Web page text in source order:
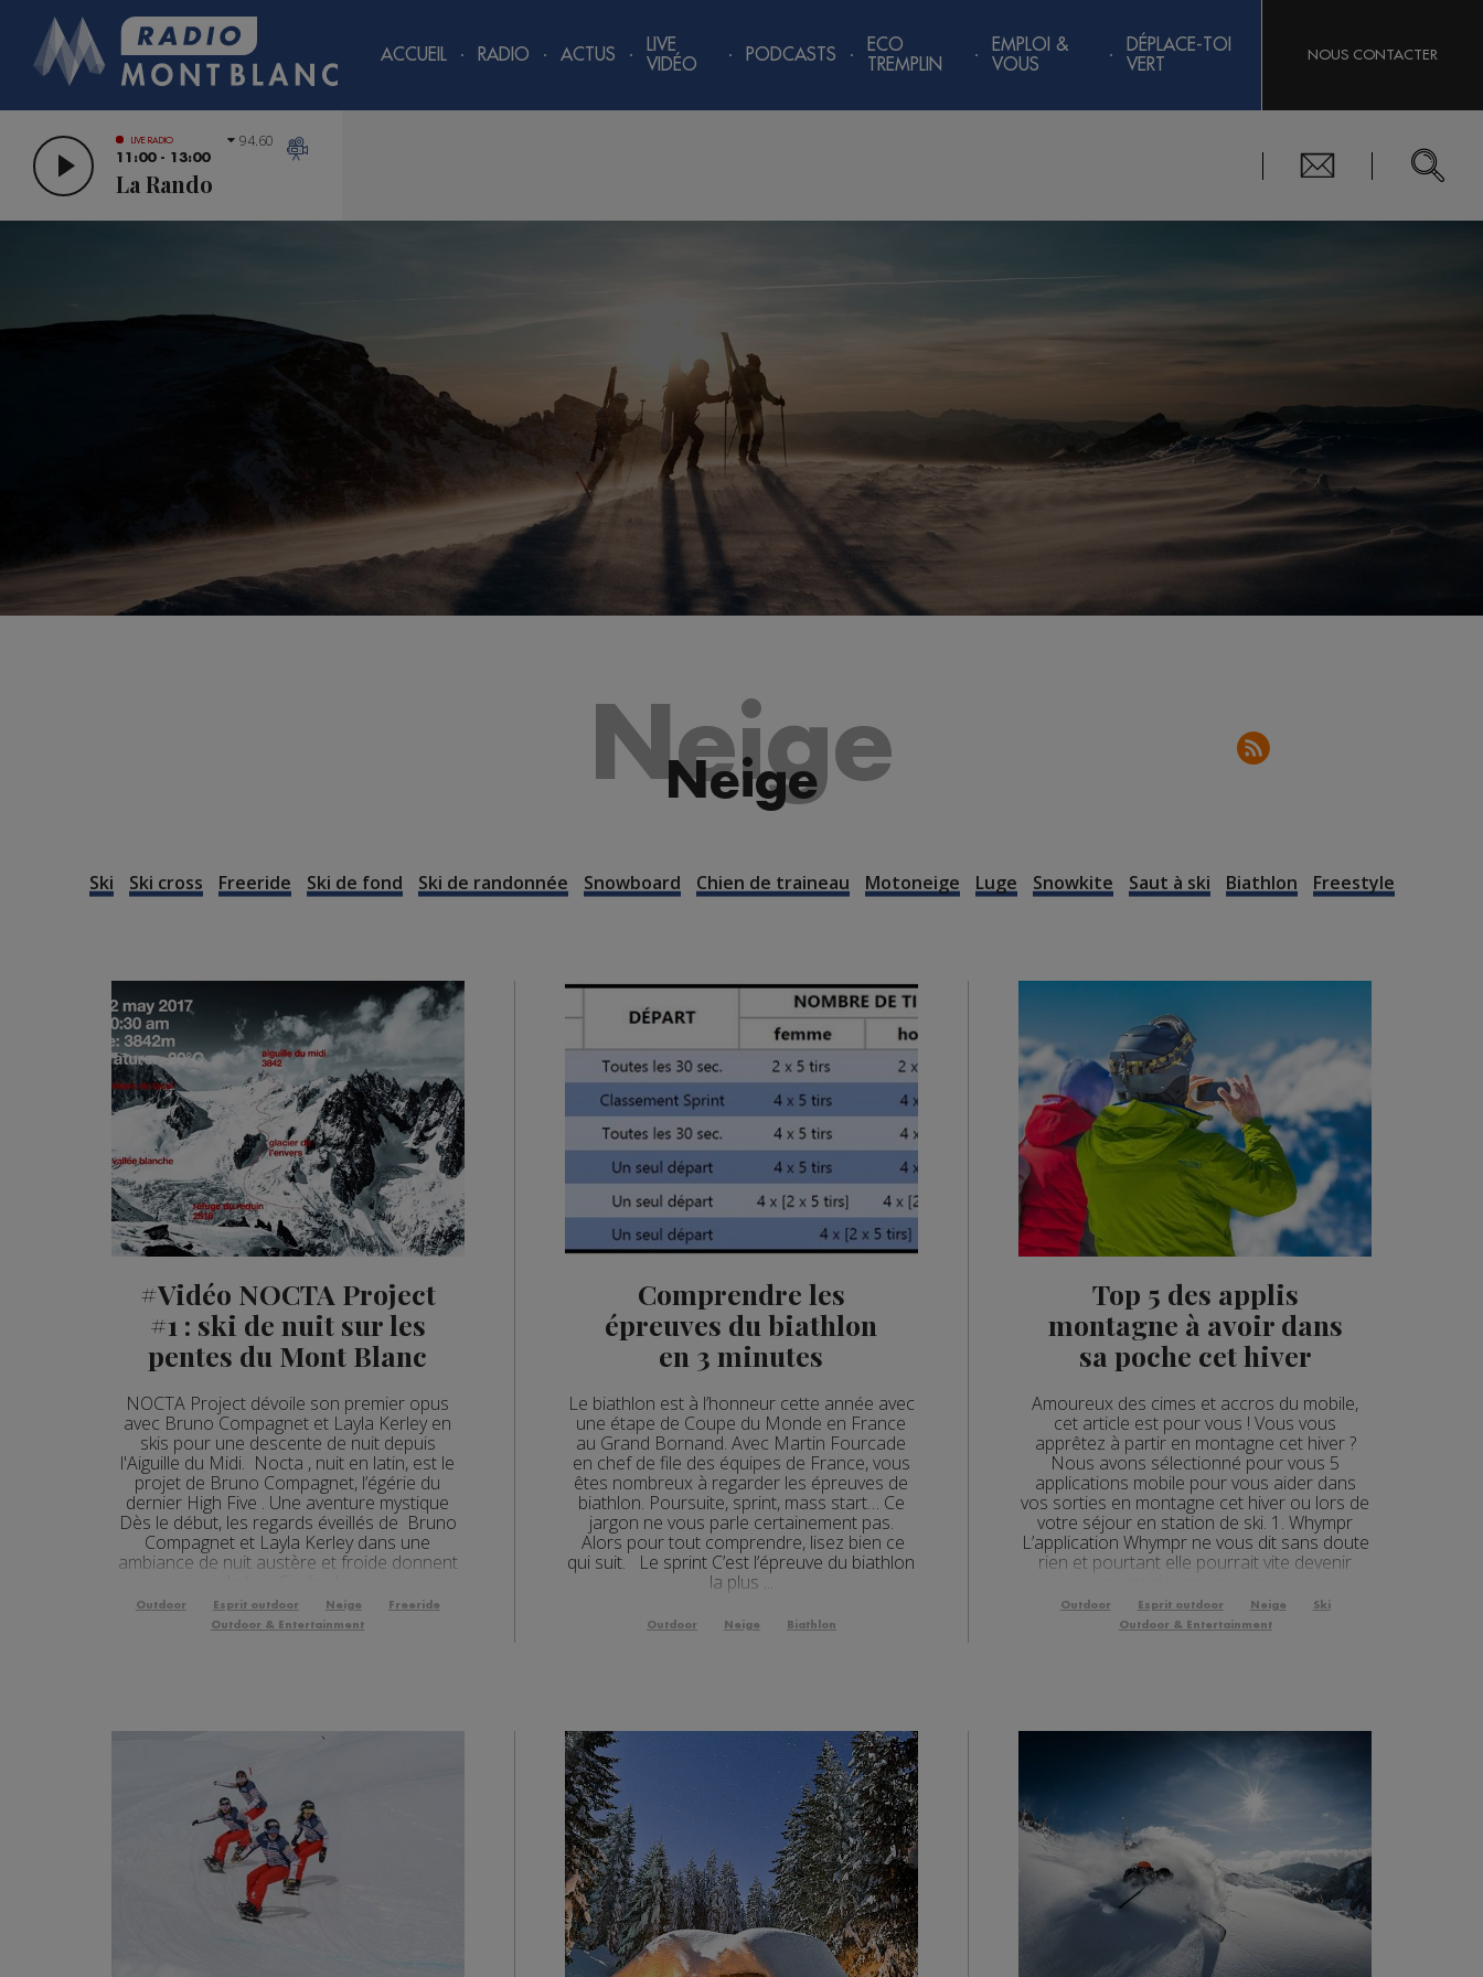
ACCUEIL RADIO ACTUS
LIVE
VIDÉO
PODCASTS
ECO
TREMPLIN
EMPLOI &
VOUS
DÉPLACE-TOI
VERT
NOUS CONTACTER
LIVE RADIO
11:00 - 13:00
La Rando
94.60
Neige
Neige
Ski Ski cross Freeride Ski de fond Ski de randonnée Snowboard Chien de traineau Motoneige Luge Snowkite Saut à ski Biathlon Freestyle
#Vidéo NOCTA Project
#1 : ski de nuit sur les
pentes du Mont Blanc
NOCTA Project dévoile son premier opus
avec Bruno Compagnet et Layla Kerley en
skis pour une descente de nuit depuis
l'Aiguille du Midi. Nocta , nuit en latin, est le
projet de Bruno Compagnet, l’égérie du
dernier High Five . Une aventure mystique
Dès le début, les regards éveillés de Bruno
Compagnet et Layla Kerley dans une
ambiance de nuit austère et froide donnent
Outdoor Esprit outdoor Neige
Freeride
Outdoor & Entertainment
Comprendre les
épreuves du biathlon
en 3 minutes
Le biathlon est à l’honneur cette année avec
une étape de Coupe du Monde en France
au Grand Bornand. Avec Martin Fourcade
en chef de file des équipes de France, vous
êtes nombreux à regarder les épreuves de
biathlon. Poursuite, sprint, mass start… Ce
jargon ne vous parle certainement pas.
Alors pour tout comprendre, lisez bien ce
qui suit. Le sprint C’est l’épreuve du biathlon
la plus ...
Outdoor Neige Biathlon
Top 5 des applis
montagne à avoir dans
sa poche cet hiver
Amoureux des cimes et accros du mobile,
cet article est pour vous ! Vous vous
apprêtez à partir en montagne cet hiver ?
Nous avons sélectionné pour vous 5
applications mobile pour vous aider dans
vos sorties en montagne cet hiver ou lors de
votre séjour en station de ski. 1. Whympr
L’application Whympr ne vous dit sans doute
rien et pourtant elle pourrait vite devenir
Outdoor Esprit outdoor Neige
Ski
Outdoor & Entertainment